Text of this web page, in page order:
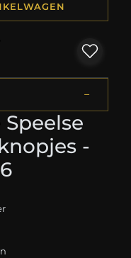
-